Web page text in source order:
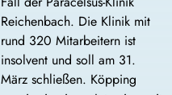
Reichenbach. Die Klinik mit
rund 320 Mitarbeitern ist
insolvent und soll am 31.
März schließen. Köpping